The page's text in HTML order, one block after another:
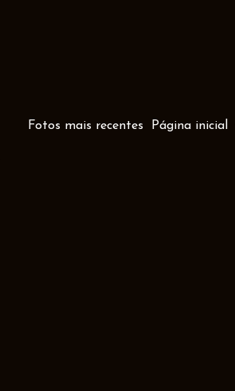
Fotos mais recentes Página inicial